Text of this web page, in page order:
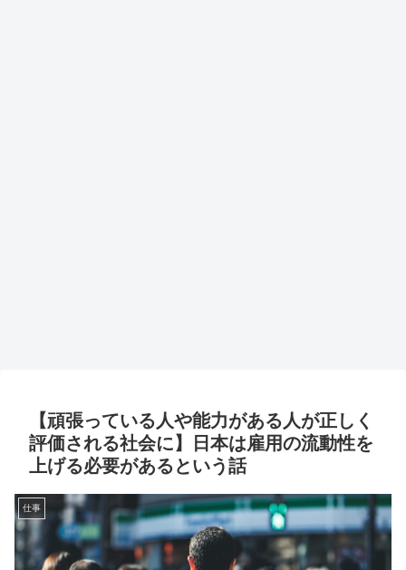
【頑張っている人や能力がある人が正しく
評価される社会に】日本は雇用の流動性を
上げる必要があるという話
仕事